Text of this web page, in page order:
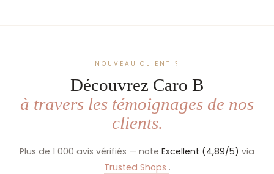
NOUVEAU CLIENT ?
Découvrez Caro B
à travers les témoignages de nos
clients.
Plus de 1 000 avis vérifiés — note Excellent (4,89/5) via
Trusted Shops .